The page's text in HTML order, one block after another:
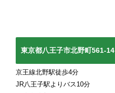
東京都八王子市北野町561-14
京王線北野駅徒歩4分
JR八王子駅よりバス10分